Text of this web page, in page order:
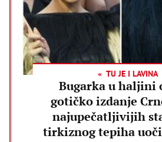
TU JE I LAVINA
Bugarka u haljini
gotičko izdanje
najupečatljivijih
tirkiznog tepiha